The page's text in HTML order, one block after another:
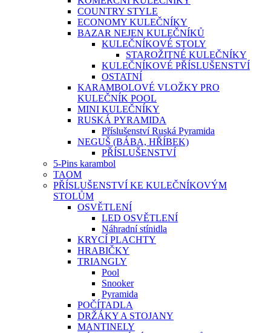
COUNTRY STYLE
ECONOMY KULEČNÍKY
BAZAR NEJEN KULEČNÍKŮ
KULEČNÍKOVÉ STOLY
STAROŽITNÉ KULEČNÍKY
KULEČNÍKOVÉ PŘÍSLUŠENSTVÍ
OSTATNÍ
KARAMBOLOVÉ VLOŽKY PRO
KULEČNÍK POOL
MINI KULEČNÍKY
RUSKÁ PYRAMIDA
Příslušenství Ruská Pyramida
NEGUŠ (BÁBA, HŘÍBEK)
PŘÍSLUŠENSTVÍ
5-Pins karambol
TAOM
PŘÍSLUŠENSTVÍ KE KULEČNÍKOVÝM
STOLŮM
OSVĚTLENÍ
LED OSVĚTLENÍ
Náhradní stínidla
KRYCÍ PLACHTY
HRABIČKY
TRIANGLY
Pool
Snooker
Pyramida
POČÍTADLA
DRŽÁKY A STOJANY
MANTINELY